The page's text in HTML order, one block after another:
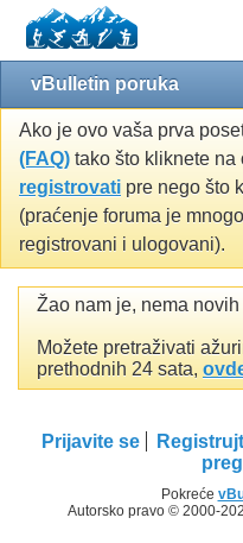
vBulletin poruka
Ako je ovo vaša prva
(FAQ) tako što kliknete na
registrovati pre nego što
(praćenje foruma je
registrovani i ulogovani).
Žao nam je, nema
Možete pretraživati
prethodnih 24 sata,
Prijavite se
Pokreće
Autorsko pravo © 2000-